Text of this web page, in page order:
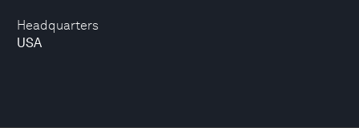
Headquarters
USA